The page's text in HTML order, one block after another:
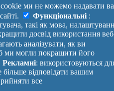
Зворотній
зв'язок
Україна
Увійти|
Вихід
cookie ми не можемо надавати
Функціональні :
такі як мова,
досвід використання
аналізувати, як ви
ми могли покращити його
Рекламні: використовуються
відповідати вашим
все